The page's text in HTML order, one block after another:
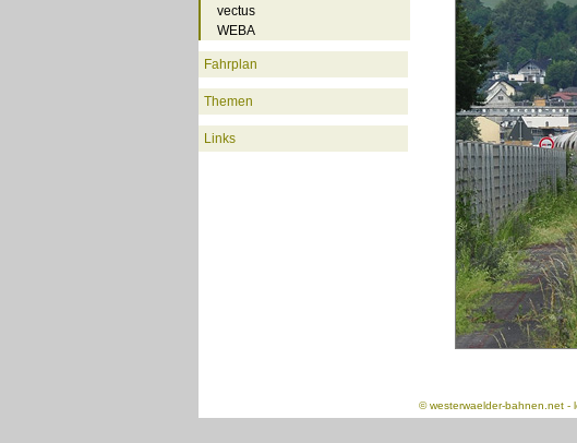
vectus
WEBA
Fahrplan
Themen
Links
©westerwaelder-bahnen.net -